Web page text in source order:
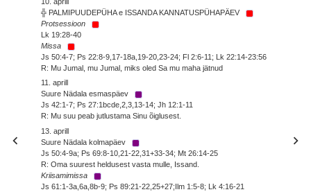
╬ PALMIPUUDEPÜHA e ISSANDA KANNATUSPÜHAPÄEV
Protsessioon
Lk 19:28-40
Missa
Js 50:4-7; Ps 22:8-9,17-18a,19-20,23-24; Fl 2:6-11; Lk 22:14-23:56
R: Mu Jumal, mu Jumal, miks oled Sa mu maha jätnud
11. aprill
Suure Nädala esmaspäev
Js 42:1-7; Ps 27:1bcde,2,3,13-14; Jh 12:1-11
R: Mu suu peab jutlustama Sinu õiglusest.
13. aprill
Suure Nädala kolmapäev
Js 50:4-9a; Ps 69:8-10,21-22,31+33-34; Mt 26:14-25
R: Oma suurest heldusest vasta mulle, Issand.
Kriisamimissa
Js 61:1-3a,6a,8b-9; Ps 89:21-22,25+27;Ilm 1:5-8; Lk 4:16-21